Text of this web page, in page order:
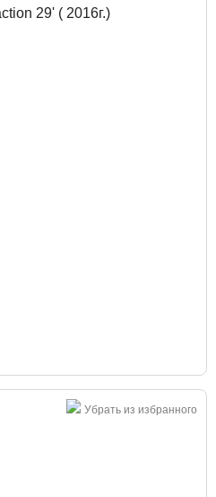
Убрать из избранного